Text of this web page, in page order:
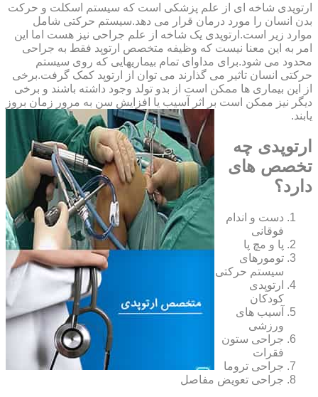
ارتوپدی شاخه ای از علم پزشکی است که سیستم اسکلت و حرکت
بدن انسان را مورد درمان قرار می دهد.سیستم حرکتی شامل
موارد زیر است.ارتوپدی یک شاخه از علم جراحی نیز هست اما این
امر به این معنا نیست که وظیفه متخصص ارتوپد فقط به جراحی
محدود می شود.برای مداوای تمام بیماریهایی که روی سیستم
حرکتی انسان تاثیر می گذارند می توان از ارتوپد کمک گرفت.برخی
از این بیماری ها ممکن است از بدو تولد وجود داشته باشند و برخی
دیگر نیز ممکن است بر اثر آسیب یا افزایش سن به مرور زمان بروز
یابند.
ارتوپدی چه
تخصص های
دارد؟
دست و اندام
فوقانی
پا و مچ پا
تومورهای
سیستم حرکتی
ارتوپدی
کودکان
آسیب های
ورزشی
جراحی ستون
فقرات
جراحی تروما
جراحی تعویض مفاصل